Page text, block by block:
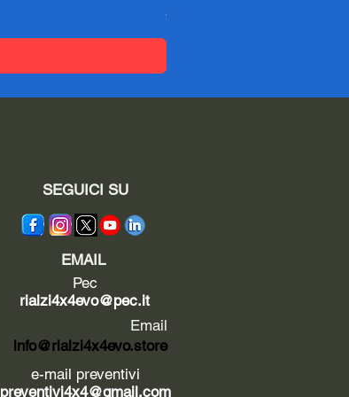
Preis
95,04 €
SEGUICI SU
EMAIL
Pec
rialzi4x4evo@pec.it
Email
info@rialzi4x4evo.store
e-mail preventivi
preventivi4x4@gmail.com